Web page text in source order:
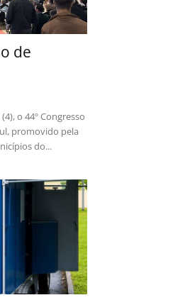
de
o 44º Congresso
promovido pela
do...